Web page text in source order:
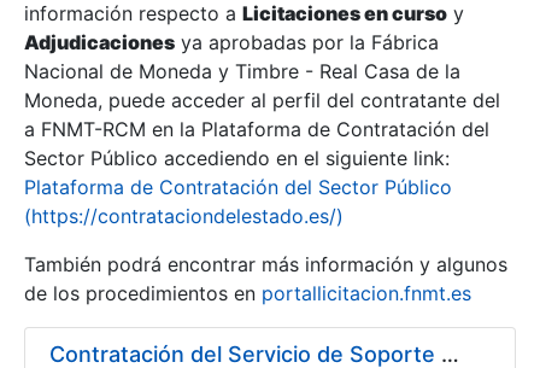
Mostrar/Ocultar
información respecto a Licitaciones en curso y
Adjudicaciones ya aprobadas por la Fábrica
Nacional de Moneda y Timbre - Real Casa de la
Moneda, puede acceder al perfil del contratante del
a FNMT-RCM en la Plataforma de Contratación del
Sector Público accediendo en el siguiente link:
Plataforma de Contratación del Sector Público
(https://contrataciondelestado.es/)
También podrá encontrar más información y algunos
de los procedimientos en portallicitacion.fnmt.es
Contratación del Servicio de Soporte de Sistemas BMC